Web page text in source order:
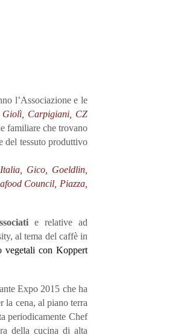
l’Associazione e le
Giolì, Carpigiani, CZ
familiare che trovano
del tessuto produttivo
Gico, Goeldlin,
Council, Piazza,
e relative ad
al tema del caffè in
vegetali con Koppert
Expo 2015 che ha
la cena, al piano terra
periodicamente Chef
della cucina di alta